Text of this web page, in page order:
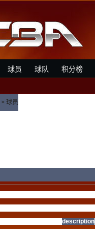
球员 球队 积分榜
> 球员
description